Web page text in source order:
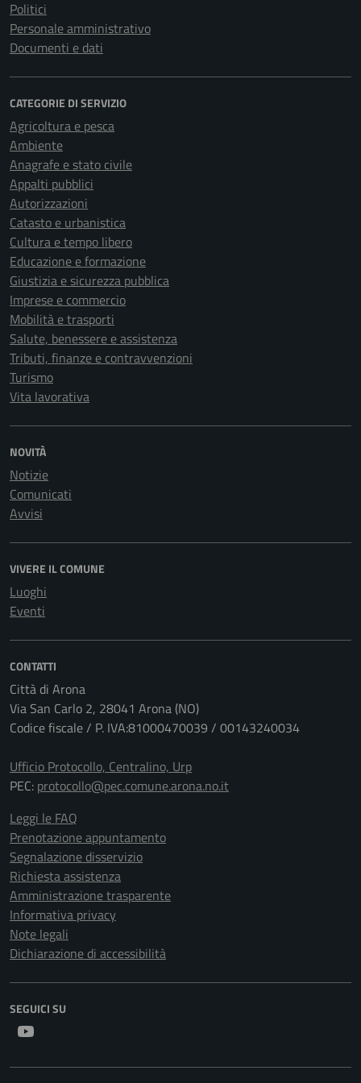
Politici
Personale amministrativo
Documenti e dati
CATEGORIE DI SERVIZIO
Agricoltura e pesca
Ambiente
Anagrafe e stato civile
Appalti pubblici
Autorizzazioni
Catasto e urbanistica
Cultura e tempo libero
Educazione e formazione
Giustizia e sicurezza pubblica
Imprese e commercio
Mobilità e trasporti
Salute, benessere e assistenza
Tributi, finanze e contravvenzioni
Turismo
Vita lavorativa
NOVITÀ
Notizie
Comunicati
Avvisi
VIVERE IL COMUNE
Luoghi
Eventi
CONTATTI
Città di Arona
Via San Carlo 2, 28041 Arona (NO)
Codice fiscale / P. IVA:81000470039 / 00143240034
Ufficio Protocollo, Centralino, Urp
PEC: protocollo@pec.comune.arona.no.it
Leggi le FAQ
Prenotazione appuntamento
Segnalazione disservizio
Richiesta assistenza
Amministrazione trasparente
Informativa privacy
Note legali
Dichiarazione di accessibilità
SEGUICI SU